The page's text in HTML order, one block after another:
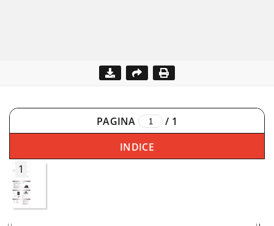
PAGINA / 1
INDICE
1